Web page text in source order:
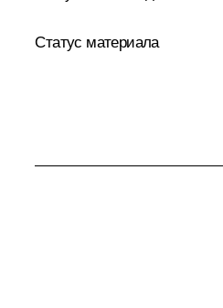
Статус материала